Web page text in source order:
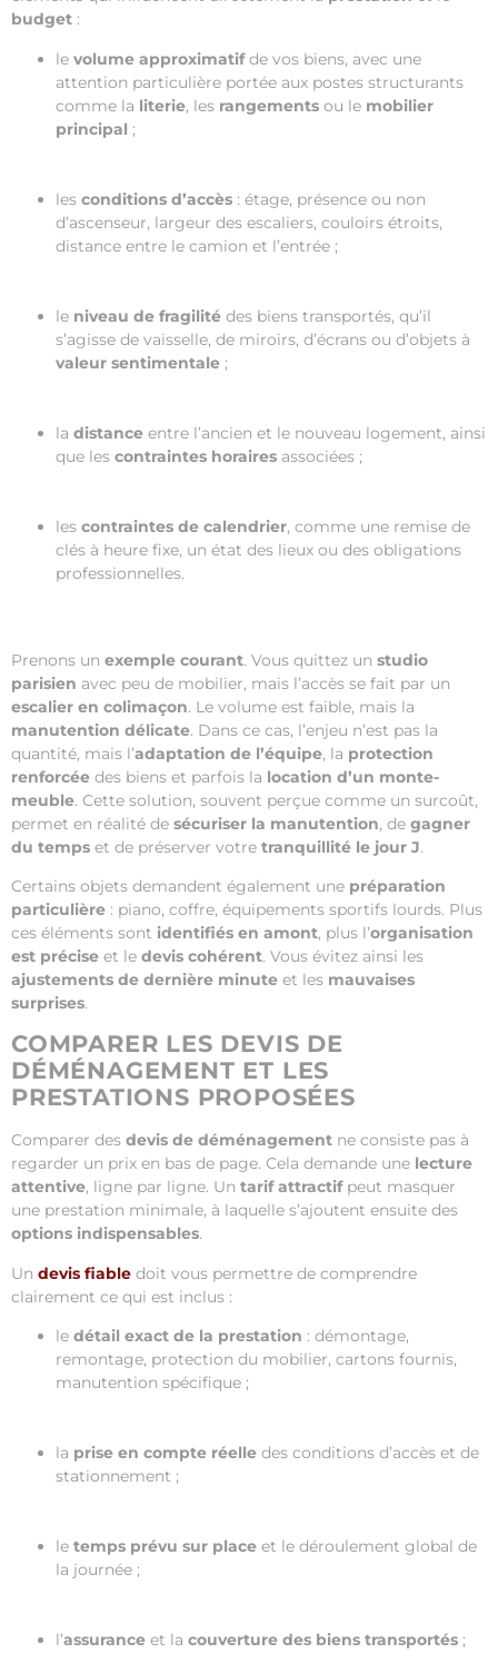
budget :
le volume approximatifde vos biens, avec une
attention particulière portée aux postes structurants
comme la literie, les rangements ou le mobilier
principal ;
les conditions d’accès : étage, présence ou non
d’ascenseur, largeur des escaliers, couloirs étroits,
distance entre le camion et l’entrée ;
le niveau de fragilité des biens transportés, qu’il
s’agisse de vaisselle, de miroirs, d’écrans ou d’objets à
valeur sentimentale ;
la distance entre l’ancien et le nouveau logement, ainsi
que les contraintes horaires associées ;
les contraintes de calendrier, comme une remise de
clés à heure fixe, un état des lieux ou des obligations
professionnelles.
Prenons un exemple courant. Vous quittez un studio
parisien avec peu de mobilier, mais l’accès se fait par un
escalier en colimaçon. Le volume est faible, mais la
manutention délicate. Dans ce cas, l’enjeu n’est pas la
quantité, mais l’adaptation de l’équipe, la protection
renforcée des biens et parfois la location d’un monte-
meuble. Cette solution, souvent perçue comme un surcoût,
permet en réalité de sécuriser la manutention, de gagner
du temps et de préserver votre tranquillité le jour J.
Certains objets demandent également une préparation
particulière : piano, coffre, équipements sportifs lourds. Plus
ces éléments sont identifiés en amont, plus l’organisation
est précise et le devis cohérent. Vous évitez ainsi les
ajustements de dernière minute et les mauvaises
surprises.
COMPARER LES DEVIS DE
DÉMÉNAGEMENT ET LES
PRESTATIONS PROPOSÉES
Comparer des devis de déménagement ne consiste pas à
regarder un prix en bas de page. Cela demande une lecture
attentive, ligne par ligne. Un tarif attractifpeut masquer
une prestation minimale, à laquelle s’ajoutent ensuite des
options indispensables.
Un devis fiable doit vous permettre de comprendre
clairement ce qui est inclus :
le détail exact de la prestation : démontage,
remontage, protection du mobilier, cartons fournis,
manutention spécifique ;
la prise en compte réelle des conditions d’accès et de
stationnement ;
le temps prévu sur place et le déroulement global de
la journée ;
l’assurance et la couverture des biens transportés ;